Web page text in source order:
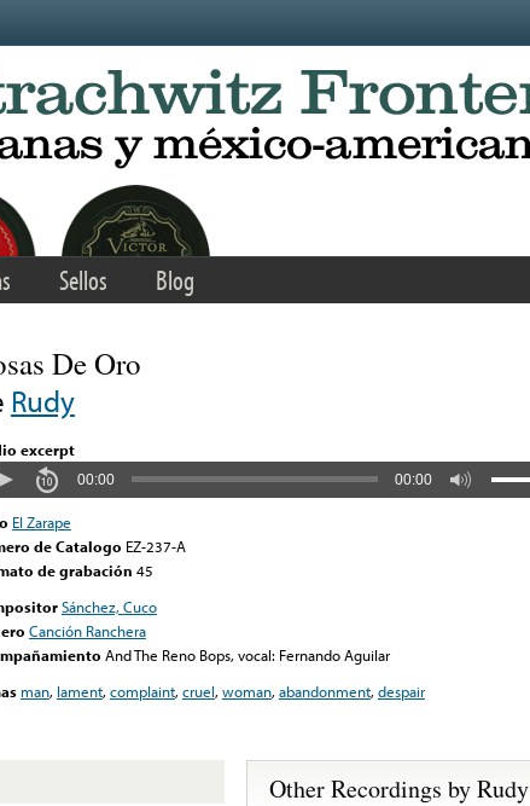
Sellos Blog
De Oro
Rudy
excerpt
00:00 00:00
El Zarape
de Catalogo EZ-237-A
de grabación 45
Sánchez, Cuco
Canción Ranchera
And The Reno Bops, vocal: Fernando Aguilar
man, lament,complaint,cruel,woman,abandonment,despair
Other Recordings by Rudy